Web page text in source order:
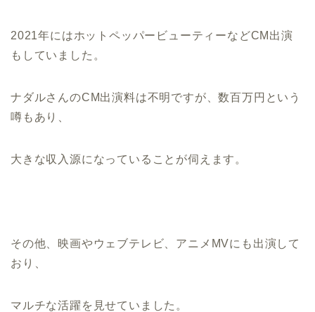
2021年にはホットペッパービューティーなどCM出演
もしていました。
ナダルさんのCM出演料は不明ですが、数百万円という
噂もあり、
大きな収入源になっていることが伺えます。
その他、映画やウェブテレビ、アニメMVにも出演して
おり、
マルチな活躍を見せていました。